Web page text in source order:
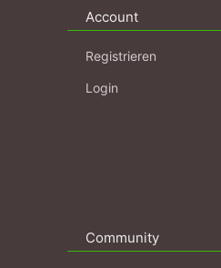
Account
Registrieren
Login
Community